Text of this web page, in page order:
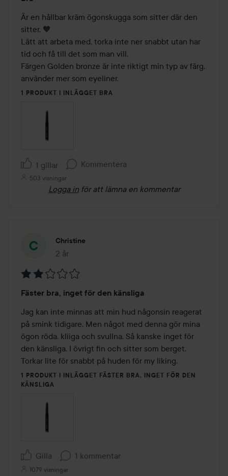
5
av
5
Är en hållbar kräm ögonskugga som sitter där den
sitter. 🧡
Lätt att arbeta med, torka inte ner snabbt utan har
tid och få till det som man vill.
Färgen Golden bronze är inte riktigt min typ av färg,
använder mer som eyeliner.
1 PRODUKT I INLÄGGET BRA
1 gillar Kommentera
503 visningar
Logga in för att lämna en kommentar
Christine
2 år
Inlägget skapades 2 år
2
av
5
Fäster bra, inget för den känsliga
Jag kan inte minnas att min hud någonsin reagerat
på smink tidigare. Men något med denna gör mina
ögon röda, kliiga och svullna. Så kanske inget för
den känsliga. I övrigt fin och sitter som berget.
Torkar lite för snabbt på huden för my liking.
1 PRODUKT I INLÄGGET FÄSTER BRA, INGET FÖR DEN
KÄNSLIGA
Gilla 1 kommentar
1079 visningar